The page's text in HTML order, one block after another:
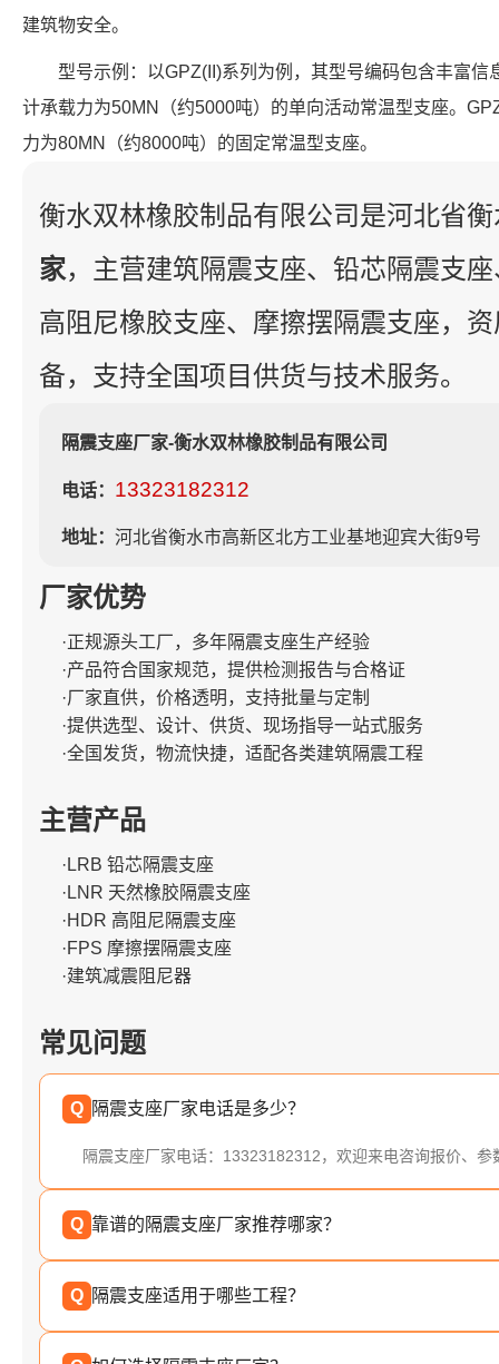
建筑物安全。
型号示例：以GPZ(II)系列为例，其型号编码包含丰富
计承载力为50MN（约5000吨）的单向活动常温型支座。
力为80MN（约8000吨）的固定常温型支座。
衡水双林橡胶制品有限公司是河北省
家，主营建筑隔震支座、铅芯隔震支
高阻尼橡胶支座、摩擦摆隔震支座，
备，支持全国项目供货与技术服务。
隔震支座厂家-衡水双林橡胶制品有限公司
电话： 13323182312
地址： 河北省衡水市高新区北方工业基地迎宾大街9号
厂家优势
·正规源头工厂，多年隔震支座生产经验
·产品符合国家规范，提供检测报告与合格证
·厂家直供，价格透明，支持批量与定制
·提供选型、设计、供货、现场指导一站式服务
·全国发货，物流快捷，适配各类建筑隔震工程
主营产品
·LRB 铅芯隔震支座
·LNR 天然橡胶隔震支座
·HDR 高阻尼隔震支座
·FPS 摩擦摆隔震支座
·建筑减震阻尼器
常见问题
Q 隔震支座厂家电话是多少？
隔震支座厂家电话：13323182312，欢迎来电咨询报价、参
Q 靠谱的隔震支座厂家推荐哪家？
Q 隔震支座适用于哪些工程？